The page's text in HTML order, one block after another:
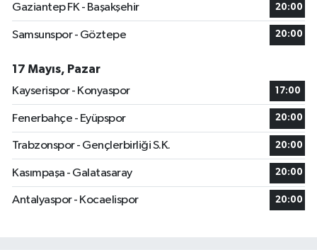
Gaziantep FK - Başakşehir 20:00
Samsunspor - Göztepe 20:00
17 Mayıs, Pazar
Kayserispor - Konyaspor
17:00
Fenerbahçe - Eyüpspor 20:00
Trabzonspor - Gençlerbirliği S.K. 20:00
Kasımpaşa - Galatasaray 20:00
Antalyaspor - Kocaelispor 20:00